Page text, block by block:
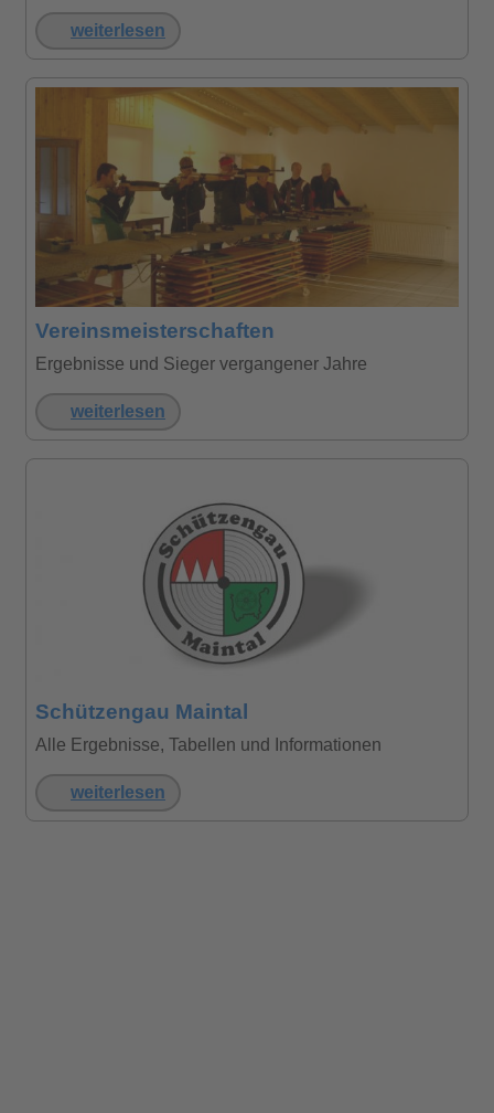
weiterlesen
Vereinsmeisterschaften
Ergebnisse und Sieger vergangener Jahre
weiterlesen
Schützengau Maintal
Alle Ergebnisse, Tabellen und Informationen
weiterlesen